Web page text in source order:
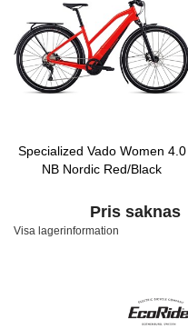
Specialized Vado Women 4.0
NB Nordic Red/Black
Pris saknas
Visa lagerinformation